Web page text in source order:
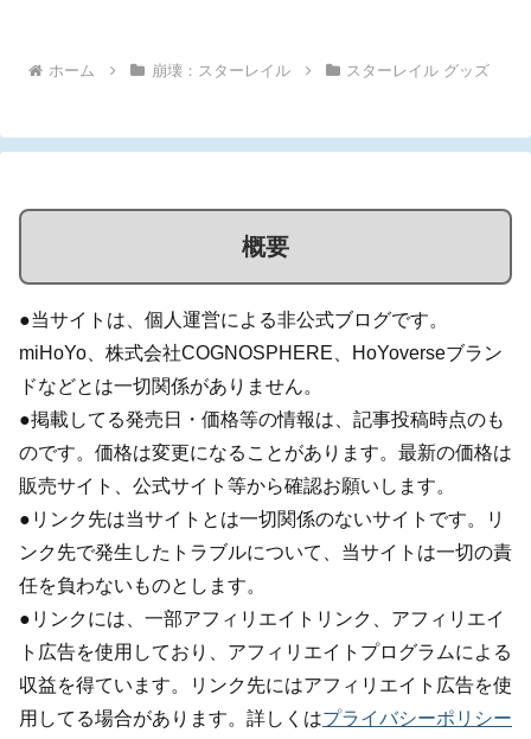
ホーム 崩壊：スターレイル スターレイル グッズ
概要
●当サイトは、個人運営による非公式ブログです。
miHoYo、株式会社COGNOSPHERE、HoYoverseブラン
ドなどとは一切関係がありません。
●掲載してる発売日・価格等の情報は、記事投稿時点のも
のです。価格は変更になることがあります。最新の価格は
販売サイト、公式サイト等から確認お願いします。
●リンク先は当サイトとは一切関係のないサイトです。リ
ンク先で発生したトラブルについて、当サイトは一切の責
任を負わないものとします。
●リンクには、一部アフィリエイトリンク、アフィリエイ
ト広告を使用しており、アフィリエイトプログラムによる
収益を得ています。リンク先にはアフィリエイト広告を使
用してる場合があります。詳しくはプライバシーポリシー